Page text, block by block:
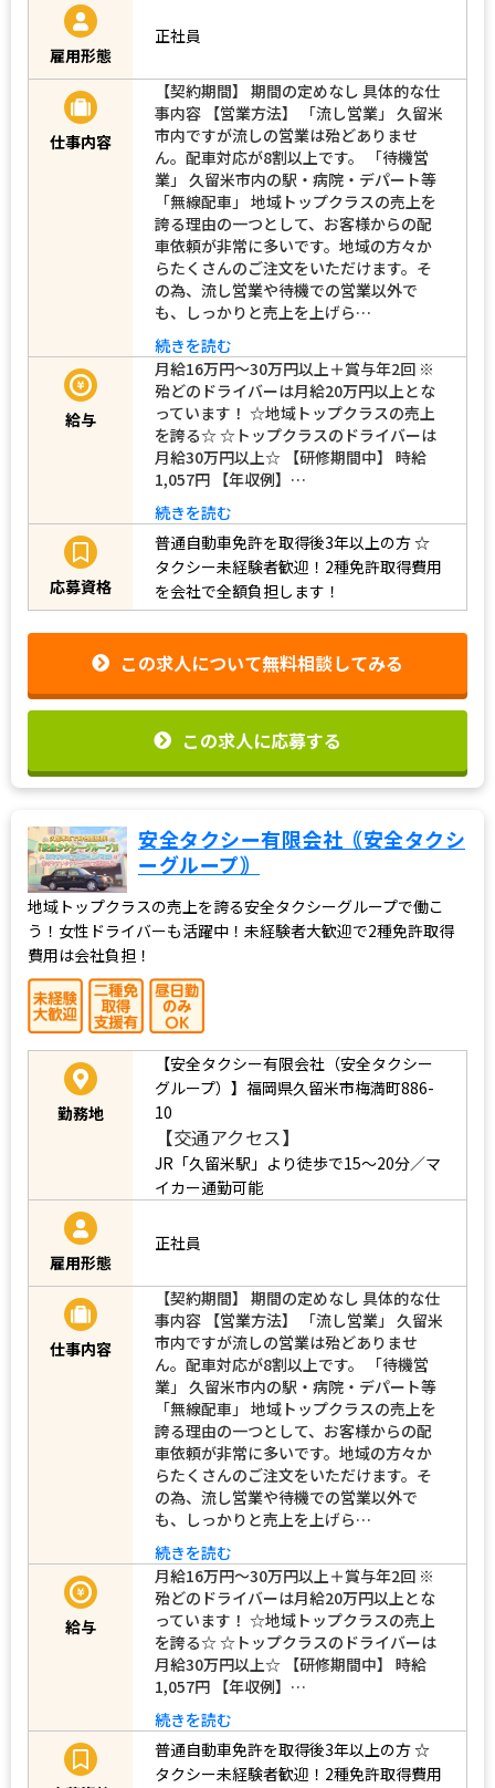
雇用形態
正社員
仕事内容
【契約期間】 期間の定めなし 具体的な仕
事内容 【営業方法】 「流し営業」 久留米
市内ですが流しの営業は殆どありませ
ん。配車対応が8割以上です。 「待機営
業」 久留米市内の駅・病院・デパート等
「無線配車」 地域トップクラスの売上を
誇る理由の一つとして、お客様からの配
車依頼が非常に多いです。地域の方々か
らたくさんのご注文をいただけます。そ
の為、流し営業や待機での営業以外で
も、しっかりと売上を上げら…
続きを読む
給与
月給16万円～30万円以上＋賞与年2回 ※
殆どのドライバーは月給20万円以上とな
っています！ ☆地域トップクラスの売上
を誇る☆ ☆トップクラスのドライバーは
月給30万円以上☆ 【研修期間中】 時給
1,057円 【年収例】…
続きを読む
応募資格
普通自動車免許を取得後3年以上の方☆
タクシー未経験者歓迎！2種免許取得費用
を会社で全額負担します！
この求人について無料相談してみる
この求人に応募する
安全タクシー有限会社｟安全タクシ
ーグループ｠
地域トップクラスの売上を誇る安全タクシーグループで働こ
う！女性ドライバーも活躍中！未経験者大歓迎で2種免許取得
費用は会社負担！
勤務地
【安全タクシー有限会社（安全タクシー
グループ）】福岡県久留米市梅満町886-
10
【交通アクセス】
JR「久留米駅」より徒歩で15～20分／マ
イカー通勤可能
雇用形態
正社員
仕事内容
【契約期間】 期間の定めなし 具体的な仕
事内容 【営業方法】 「流し営業」 久留米
市内ですが流しの営業は殆どありませ
ん。配車対応が8割以上です。 「待機営
業」 久留米市内の駅・病院・デパート等
「無線配車」 地域トップクラスの売上を
誇る理由の一つとして、お客様からの配
車依頼が非常に多いです。地域の方々か
らたくさんのご注文をいただけます。そ
の為、流し営業や待機での営業以外で
も、しっかりと売上を上げら…
続きを読む
給与
月給16万円～30万円以上＋賞与年2回 ※
殆どのドライバーは月給20万円以上とな
っています！ ☆地域トップクラスの売上
を誇る☆ ☆トップクラスのドライバーは
月給30万円以上☆ 【研修期間中】 時給
1,057円 【年収例】…
続きを読む
普通自動車免許を取得後3年以上の方☆
タクシー未経験者歓迎！2種免許取得費用